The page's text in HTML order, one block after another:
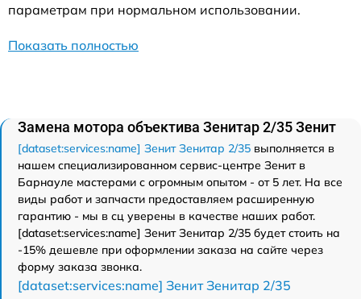
параметрам при нормальном использовании.
Показать полностью
Замена мотора объектива Зенитар 2/35 Зенит
[dataset:services:name] Зенит Зенитар 2/35 выполняется в
нашем специализированном сервис-центре Зенит в
Барнауле мастерами с огромным опытом - от 5 лет. На все
виды работ и запчасти предоставляем расширенную
гарантию - мы в сц уверены в качестве наших работ.
[dataset:services:name] Зенит Зенитар 2/35 будет стоить на
-15% дешевле при оформлении заказа на сайте через
форму заказа звонка.
[dataset:services:name] Зенит Зенитар 2/35